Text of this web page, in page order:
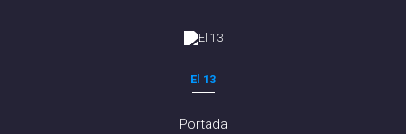
El 13
Portada